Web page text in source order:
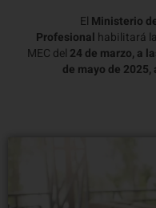
El Ministerio
Profesional habilitará
MEC del 24 de marzo, a
de mayo de